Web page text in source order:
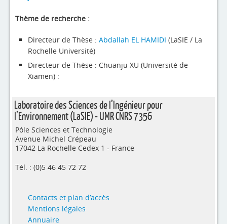
RUPEElab
Expertises
Master - Doctorat
Annuaire
Intranet
Actualités
Thème de recherche :
Directeur de Thèse : Abdallah EL HAMIDI (LaSIE / La
Rochelle Université)
Directeur de Thèse : Chuanju XU (Université de
Xiamen) :
Laboratoire des Sciences de l’Ingénieur pour
l’Environnement (LaSIE) - UMR CNRS 7356
Pôle Sciences et Technologie
Avenue Michel Crépeau
17042 La Rochelle Cedex 1 - France
Tél. : (0)5 46 45 72 72
Contacts et plan d’accès
Mentions légales
Annuaire